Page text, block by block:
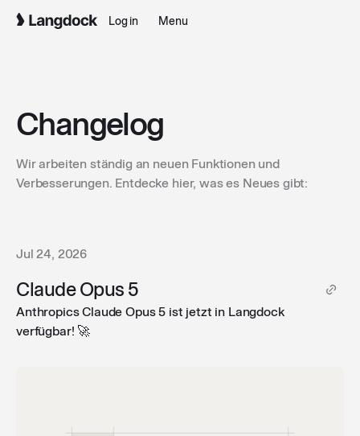
Log in Menu
Changelog
Wir arbeiten ständig an neuen Funktionen und
Verbesserungen. Entdecke hier, was es Neues gibt:
Jul 24, 2026
Claude Opus 5
Anthropics Claude Opus 5 ist jetzt in Langdock
verfügbar! 🚀